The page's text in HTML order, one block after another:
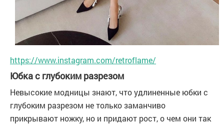
https://www.instagram.com/retroflame/
Юбка с глубоким разрезом
Невысокие модницы знают, что удлиненные юбки с
глубоким разрезом не только заманчиво
прикрывают ножку, но и придают рост, о чем они так